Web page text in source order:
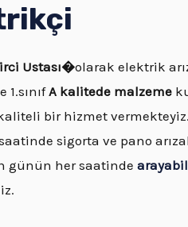
Ustası�olarak elektrik
A kalitede malzeme
bir hizmet
sigorta ve pano
günün her saatinde